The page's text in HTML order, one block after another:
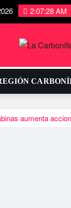
2:07:29 AM
aumenta